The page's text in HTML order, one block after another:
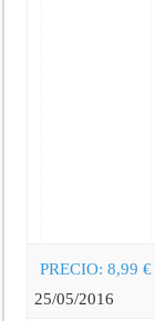
PRECIO:8,99 €
25/05/2016